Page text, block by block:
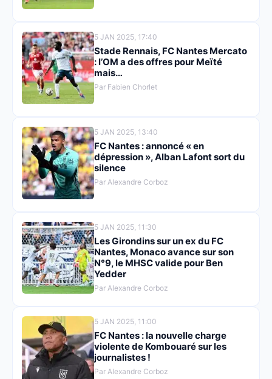
5 JAN 2025, 17:40
Stade Rennais, FC Nantes Mercato
: l’OM a des offres pour Meïté
mais…
Par Fabien Chorlet
5 JAN 2025, 13:40
FC Nantes : annoncé « en
dépression », Alban Lafont sort du
silence
Par Alexandre Corboz
5 JAN 2025, 11:30
Les Girondins sur un ex du FC
Nantes, Monaco avance sur son
N°9, le MHSC valide pour Ben
Yedder
Par Alexandre Corboz
5 JAN 2025, 11:00
FC Nantes : la nouvelle charge
violente de Kombouaré sur les
journalistes !
Par Alexandre Corboz